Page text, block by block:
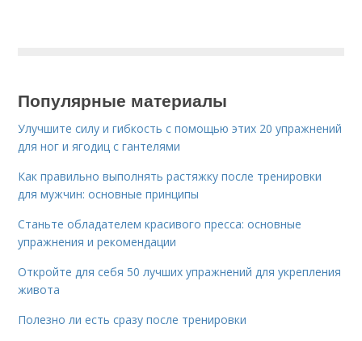
Популярные материалы
Улучшите силу и гибкость с помощью этих 20 упражнений
для ног и ягодиц с гантелями
Как правильно выполнять растяжку после тренировки
для мужчин: основные принципы
Станьте обладателем красивого пресса: основные
упражнения и рекомендации
Откройте для себя 50 лучших упражнений для укрепления
живота
Полезно ли есть сразу после тренировки